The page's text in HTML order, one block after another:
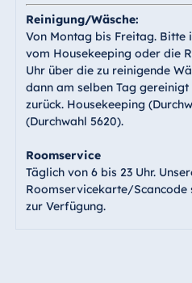
Reinigung/Wäsche:
Von Montag bis Freitag. Bitte
vom Housekeeping oder die
Uhr über die zu reinigende
dann am selben Tag
zurück. Housekeeping
(Durchwahl 5620).
Roomservice
Täglich von 6 bis 23 Uhr.
Roomservicekarte/Scancode
zur Verfügung.